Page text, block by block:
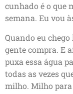
cunhado é o que
semana. Eu vou
Quando eu
gente compra. E
puxa essa água
todas as vezes
milho. Milho para